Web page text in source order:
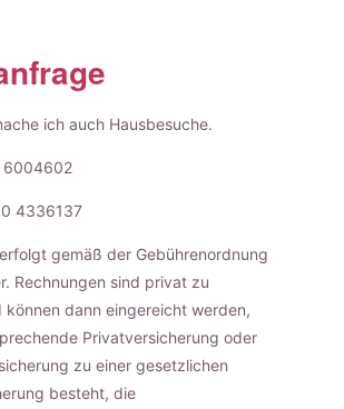
ich auch Hausbesuche.
6004602
4336137
gemäß der Gebührenordnung
Rechnungen sind privat zu
können dann eingereicht werden,
Privatversicherung oder
zu einer gesetzlichen
besteht, die